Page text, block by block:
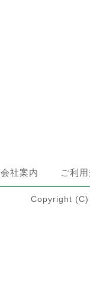
会社案内 ご利
Copyright